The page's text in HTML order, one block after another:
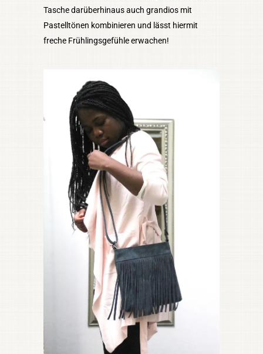
Tasche darüberhinaus auch grandios mit
Pastelltönen kombinieren und lässt hiermit
freche Frühlingsgefühle erwachen!